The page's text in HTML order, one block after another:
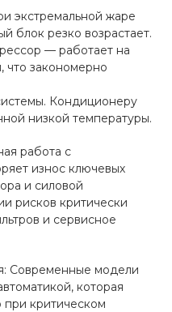
экстремальной жаре
блок резко возрастает.
— работает на
что закономерно
Кондиционеру
низкой температуры.
работа с
износ ключевых
и силовой
рисков критически
и сервисное
Современные модели
которая
критическом